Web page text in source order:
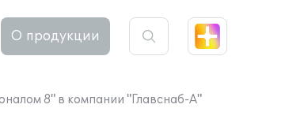
О продукции
8" в компании "Главснаб-А"